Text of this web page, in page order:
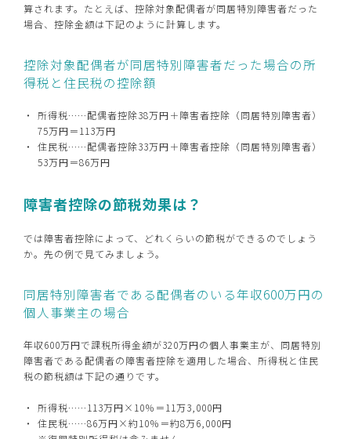
算されます。たとえば、控除対象配偶者が同居特別障害者だった
場合、控除金額は下記のように計算します。
控除対象配偶者が同居特別障害者だった場合の所
得税と住民税の控除額
所得税……配偶者控除38万円＋障害者控除（同居特別障害者）
75万円＝113万円
住民税……配偶者控除33万円＋障害者控除（同居特別障害者）
53万円＝86万円
障害者控除の節税効果は？
では障害者控除によって、どれくらいの節税ができるのでしょう
か。先の例で見てみましょう。
同居特別障害者である配偶者のいる年収600万円の
個人事業主の場合
年収600万円で課税所得金額が320万円の個人事業主が、同居特別
障害者である配偶者の障害者控除を適用した場合、所得税と住民
税の節税額は下記の通りです。
所得税……113万円×10％＝11万3,000円
住民税……86万円×約10％＝約8万6,000円